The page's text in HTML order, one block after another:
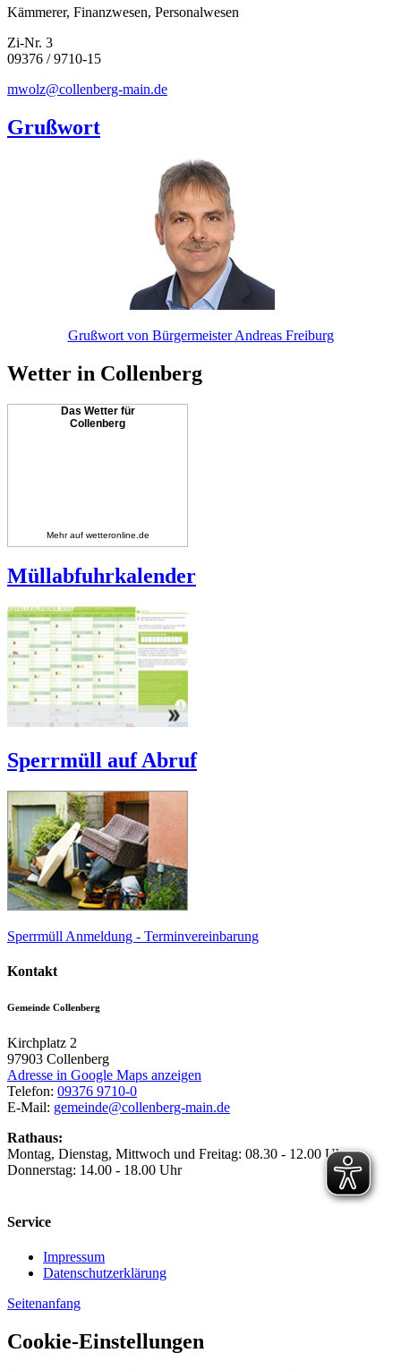
Kämmerer, Finanzwesen, Personalwesen
Zi-Nr. 3
09376 / 9710-15
mwolz@collenberg-main.de
Grußwort
Grußwort von Bürgermeister Andreas Freiburg
Wetter in Collenberg
Das Wetter für
Collenberg
Mehr auf wetteronline.de
Müllabfuhrkalender
Sperrmüll auf Abruf
Sperrmüll Anmeldung - Terminvereinbarung
Kontakt
Gemeinde Collenberg
Kirchplatz 2
97903 Collenberg
Adresse in Google Maps anzeigen
Telefon: 09376 9710-0
E-Mail: gemeinde@collenberg-main.de
Rathaus:
Montag, Dienstag, Mittwoch und Freitag: 08.30 - 12.00 Uhr
Donnerstag: 14.00 - 18.00 Uhr
Service
Impressum
Datenschutzerklärung
Seitenanfang
Cookie-Einstellungen